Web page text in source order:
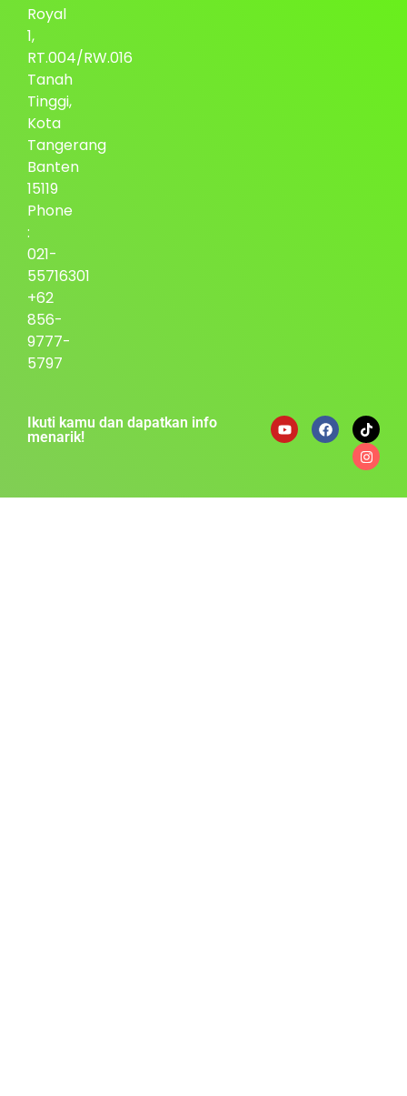
Royal
1,
RT.004/RW.016
Tanah
Tinggi,
Kota
Tangerang
Banten
15119
Phone
:
021-
55716301
+62
856-
9777-
5797
Ikuti kamu dan dapatkan info
menarik!